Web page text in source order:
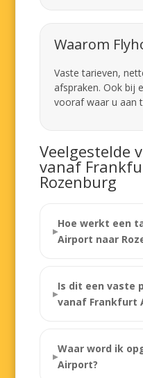
Waarom
Vaste tarieven,
afspraken. Ook bij
vooraf waar u aan
Veelgestelde
vanaf
Rozenburg
Hoe werkt een
Airport naar
Is dit een vaste
vanaf Frankfurt
Waar word ik
Airport?